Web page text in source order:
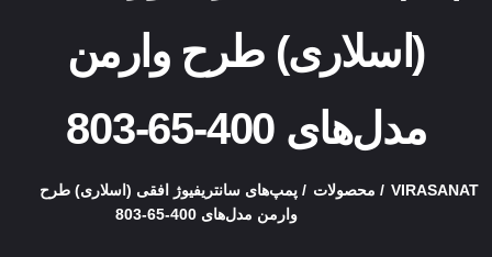
(اسلاری) طرح وارمن
مدل‌های 400-65-803
VIRASANAT محصولات
پمپ‌های سانتریفیوژ افقی (اسلاری) طرح
وارمن مدل‌های 400-65-803